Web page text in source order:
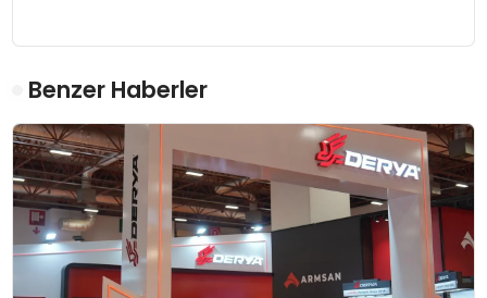
Benzer Haberler